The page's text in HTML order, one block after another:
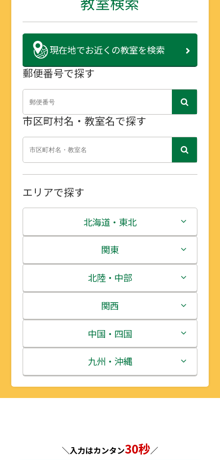
現在地でお近くの教室を検索
郵便番号で探す
市区町村名・教室名で探す
エリアで探す
北海道・東北
北海道
青森県
岩手県
宮城県
秋田県
山形県
関東
茨城県
栃木県
群馬県
埼玉県
千葉県
北陸・中部
新潟県
富山県
石川県
福井県
関西
三重県
滋賀県
京都府
中国・四国
鳥取県
島根県
九州・沖縄
福岡県
＼入力はカンタン30秒／